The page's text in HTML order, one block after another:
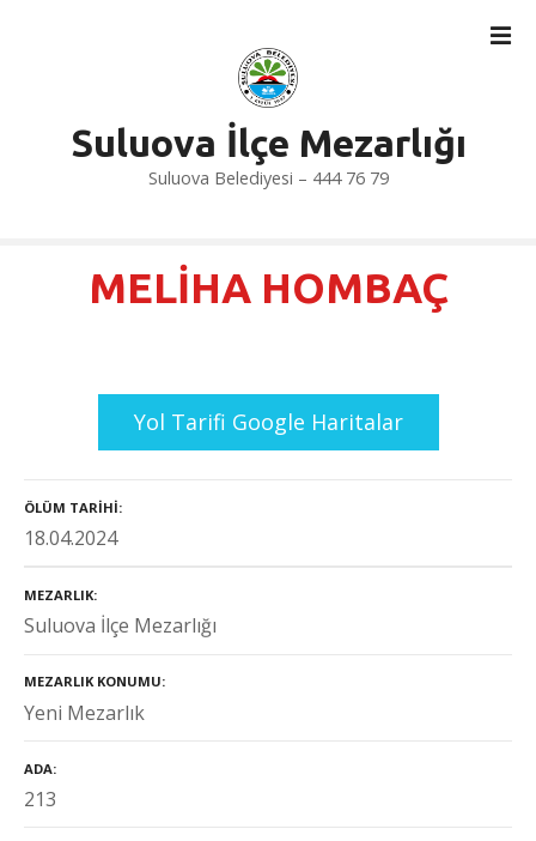
Suluova İlçe Mezarlığı
Suluova Belediyesi – 444 76 79
MELİHA HOMBAÇ
Yol Tarifi Google Haritalar
ÖLÜM TARIHI
18.04.2024
MEZARLIK
Suluova İlçe Mezarlığı
MEZARLIK KONUMU
Yeni Mezarlık
ADA
213